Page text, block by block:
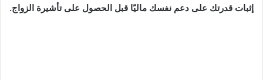
إثبات قدرتك على دعم نفسك ماليًا قبل الحصول على تأشيرة الزواج.